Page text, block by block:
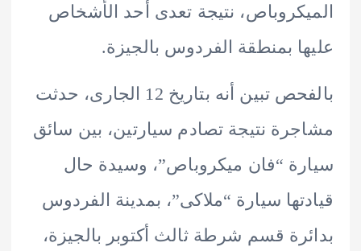
نتيجة تعدى أحد الأشخاص
بمنطقة الفردوس بالجيزة.
بالفحص تبين أنه بتاريخ 12 الجارى، حدثت
نتيجة تصادم سيارتين، بين سائق
“فان ميكروباص”، وسيدة حال
سيارة “ملاكى”، بمدينة الفردوس
قسم شرطة ثالث أكتوبر بالجيزة،